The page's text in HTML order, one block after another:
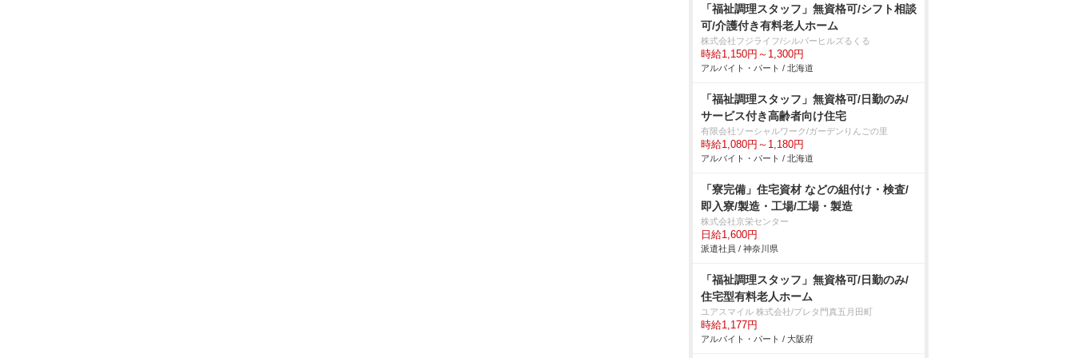
「福祉調理スタッフ」無資格可/シフト相談
可/介護付き有料老人ホーム
株式会社フジライフ/シルバーヒルズるくる
時給1,150円～1,300円
アルバイト・パート / 北海道
「福祉調理スタッフ」無資格可/日勤のみ/
サービス付き高齢者向け住宅
有限会社ソーシャルワーク/ガーデンりんごの里
時給1,080円～1,180円
アルバイト・パート / 北海道
「寮完備」住宅資材 などの組付け・検査/
即入寮/製造・工場/工場・製造
株式会社京栄センター
日給1,600円
派遣社員 / 神奈川県
「福祉調理スタッフ」無資格可/日勤のみ/
住宅型有料老人ホーム
ユアスマイル 株式会社/プレタ門真五月田町
時給1,177円
アルバイト・パート / 大阪府